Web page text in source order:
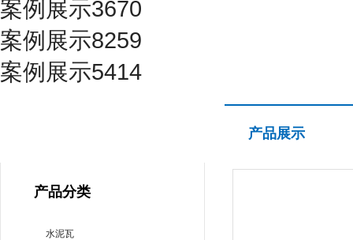
案例展示3670
案例展示8259
案例展示5414
产品分类
水泥瓦
产品展示